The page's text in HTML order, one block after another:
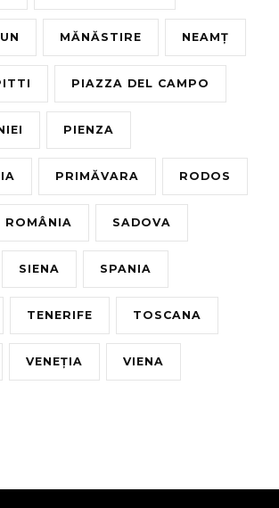
MĂNĂSTIRE NEAMȚ
PIAZZA DEL CAMPO
PIENZA
PRIMĂVARA RODOS
ROMÂNIA SADOVA
SIENA SPANIA
TENERIFE TOSCANA
VENEȚIA VIENA